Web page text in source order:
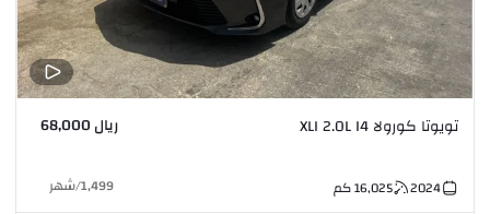
تويوتا كورولا XLI 2.0L I4 ريال 68,000
2024
16,025كم 1,499
/شهر